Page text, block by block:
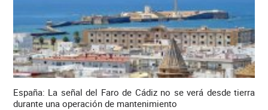
España: La señal del Faro de Cádiz no se verá desde tierra
durante una operación de mantenimiento